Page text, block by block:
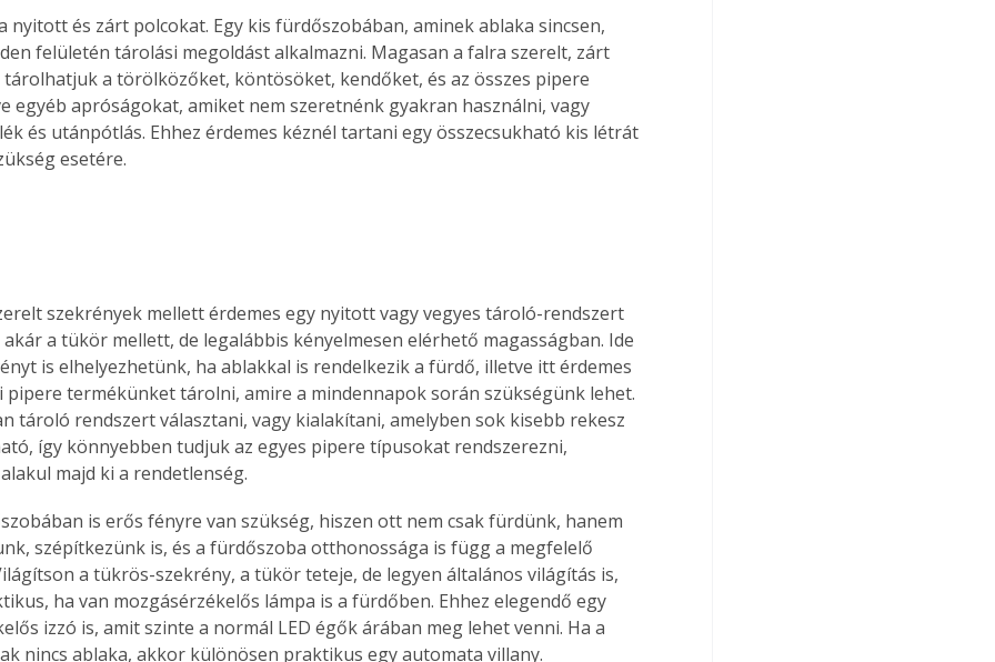
vagy
is
Bárhol,
élve
az
A
nyitott és zárt polcokat. Egy kis fürdőszobában, aminek ablaka sincsen,
felületén tárolási megoldást alkalmazni. Magasan a falra szerelt, zárt
a törölközőket, köntösöket, kendőket, és az összes pipere
egyéb apróságokat, amiket nem szeretnénk gyakran használni, vagy
és utánpótlás. Ehhez érdemes kéznél tartani egy összecsukható kis létrát
esetére.
szekrények mellett érdemes egy nyitott vagy vegyes tároló-rendszert
a tükör mellett, de legalábbis kényelmesen elérhető magasságban. Ide
is elhelyezhetünk, ha ablakkal is rendelkezik a fürdő, illetve itt érdemes
pipere termékünket tárolni, amire a mindennapok során szükségünk lehet.
tároló rendszert választani, vagy kialakítani, amelyben sok kisebb rekesz
így könnyebben tudjuk az egyes pipere típusokat rendszerezni,
majd ki a rendetlenség.
is erős fényre van szükség, hiszen ott nem csak fürdünk, hanem
szépítkezünk is, és a fürdőszoba otthonossága is függ a megfelelő
a tükrös-szekrény, a tükör teteje, de legyen általános világítás is,
ha van mozgásérzékelős lámpa is a fürdőben. Ehhez elegendő egy
izzó is, amit szinte a normál LED égők árában meg lehet venni. Ha a
nincs ablaka, akkor különösen praktikus egy automata villany.